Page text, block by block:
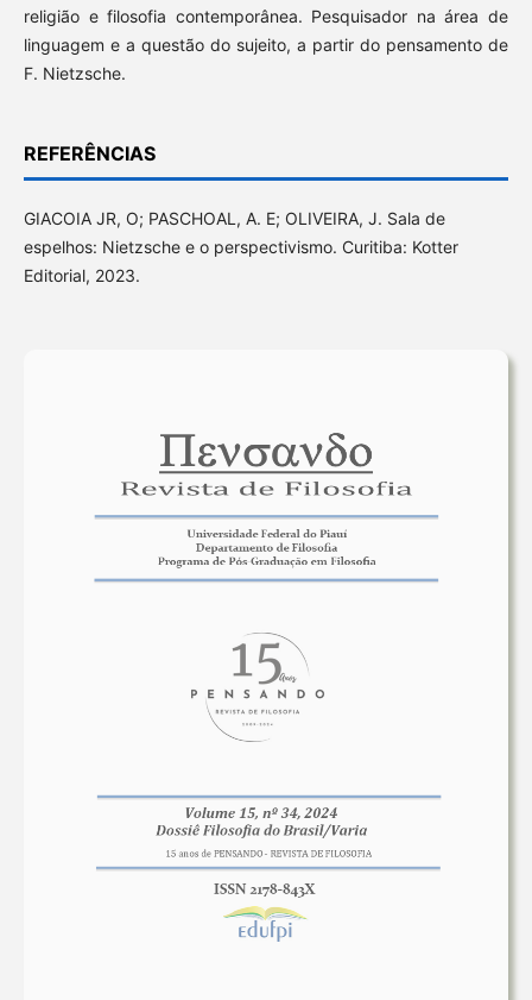
religião e filosofia contemporânea. Pesquisador na área de
linguagem e a questão do sujeito, a partir do pensamento de
F. Nietzsche.
REFERÊNCIAS
GIACOIA JR, O; PASCHOAL, A. E; OLIVEIRA, J. Sala de
espelhos: Nietzsche e o perspectivismo. Curitiba: Kotter
Editorial, 2023.